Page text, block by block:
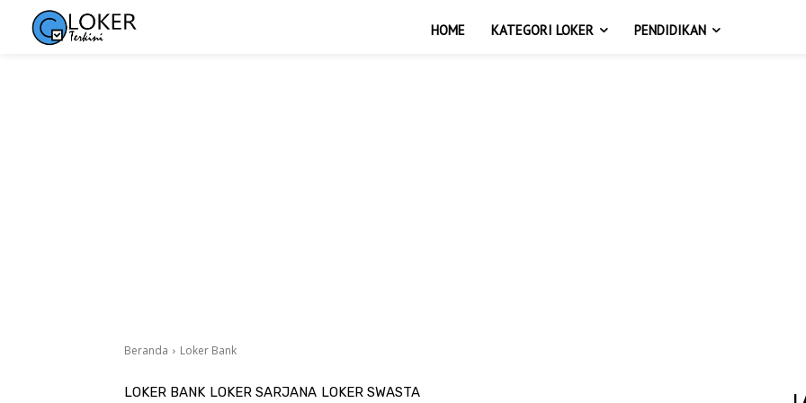
HOME KATEGORI LOKER PENDIDIKAN
Beranda Loker Bank
LOKER BANK LOKER SARJANA LOKER SWASTA